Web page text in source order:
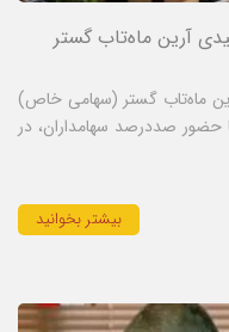
آرین ماه‌تاب گستر
ماه‌تاب گستر (سهامی خاص)
۱۰ صبح روز سه‌شنبه ۹ تیرماه ۱۴۰۵ با حضور صددرصد سهامداران، در
بیشتر بخوانید